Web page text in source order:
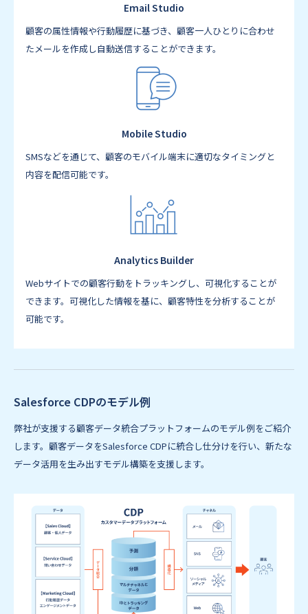
Email Studio
顧客の属性情報や行動履歴に基づき、顧客一人ひとりに合わせ
たメールを作成し自動送信することができます。
Mobile Studio
SMSなどを通じて、顧客のモバイル端末に適切なタイミングと
内容を配信可能です。
Analytics Builder
Webサイトでの顧客行動をトラッキングし、可視化することが
できます。可視化した情報を基に、顧客特性を分析することが
可能です。
Salesforce CDPのモデル例
弊社が支援する顧客データ統合プラットフォームのモデル例をご紹介
します。顧客データをSalesforce CDPに統合し仕分けを行い、新たな
データ活用を生み出すモデル構築を支援します。